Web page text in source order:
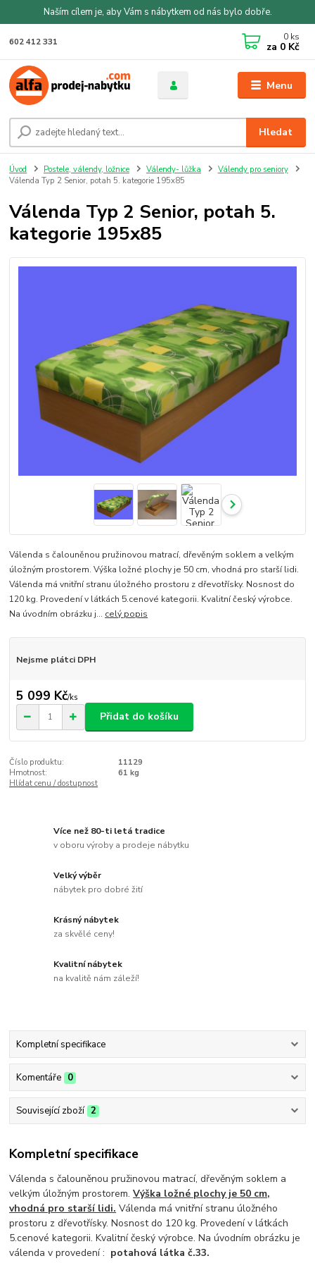
Naším cílem je, aby Vám s nábytkem od nás bylo dobře.
Menu
Hledat
602 412 331 0 ks
za 0 Kč
Úvod Postele, válendy, ložnice Válendy- lůžka
Válendy pro seniory
Válenda Typ 2 Senior, potah 5. kategorie 195x85
Válenda Typ 2 Senior, potah 5.
kategorie 195x85
Válenda s čalouněnou pružinovou matrací, dřevěným soklem a velkým
úložným prostorem. Výška ložné plochy je 50 cm, vhodná pro starší lidi.
Válenda má vnitřní stranu úložného prostoru z dřevotřísky. Nosnost do
120 kg. Provedení v látkách 5.cenové kategorii. Kvalitní český výrobce.
Na úvodním obrázku j... celý popis
Nejsme plátci DPH
5 099 Kč/ks
Přidat do košíku
Číslo produktu:
11129
Hmotnost:
61 kg
Hlídat cenu / dostupnost
Více než 80-ti letá tradice
v oboru výroby a prodeje nábytku
Velký výběr
nábytek pro dobré žití
Krásný nábytek
za skvělé ceny!
Kvalitní nábytek
na kvalitě nám záleží!
Kompletní specifikace
Komentáře 0
Související zboží 2
Kompletní specifikace
Válenda s čalouněnou pružinovou matrací, dřevěným soklem a
velkým úložným prostorem.Výška ložné plochy je 50 cm,
vhodná pro starší lidi. Válenda má vnitřní stranu úložného
prostoru z dřevotřísky. Nosnost do 120 kg. Provedení v látkách
5.cenové kategorii. Kvalitní český výrobce. Na úvodním obrázku je
válenda v provedení : potahová látka č.33.